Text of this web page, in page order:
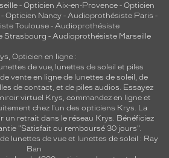
- Opticien Aix-en-Provence - Opticien
- Opticien Nancy - Audioprothésiste Paris -
Toulouse- Audioprothésiste
Strasbourg - Audioprothésiste Marseille
Opticien en ligne :
de vue, lunettes de soleil et piles
vente en ligne de lunettes de soleil, de
de contact, et de piles audios. Essayez
virtuel Krys, commandez en ligne et
chez l'un des opticiens Krys. La
un retrait dans le réseau Krys. Bénéficiez
"Satisfait ou remboursé 30 jours".
lunettes de vue et lunettes de soleil : Ray
Ban